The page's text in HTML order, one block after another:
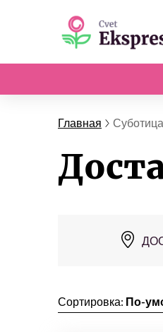
Главная Суботица
Сортировка: По-